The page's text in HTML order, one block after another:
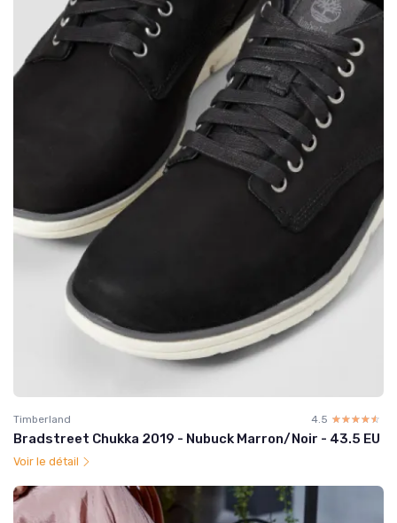
Timberland 4.5 ☆☆☆☆☆
★★★★★
Bradstreet Chukka 2019 - Nubuck Marron/Noir - 43.5 EU
Voir le détail